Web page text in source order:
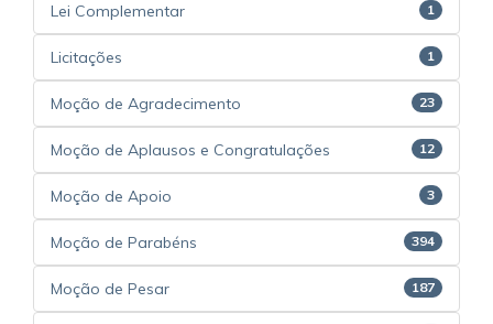
Lei Complementar 1
Licitações 1
Moção de Agradecimento 23
Moção de Aplausos e Congratulações 12
Moção de Apoio 3
Moção de Parabéns 394
Moção de Pesar 187